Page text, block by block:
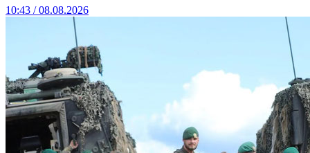
10:43 / 08.08.2026